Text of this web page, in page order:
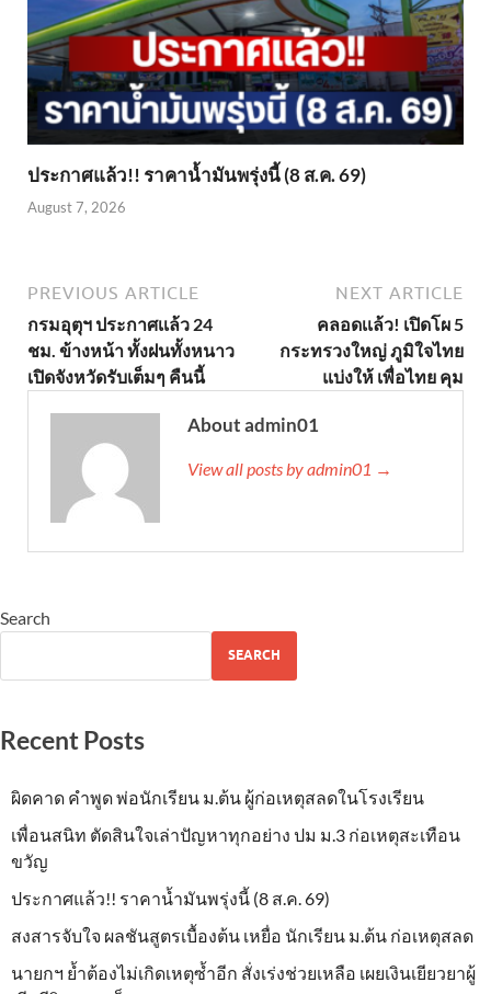
ประกาศแล้ว!! ราคาน้ำมันพรุ่งนี้ (8 ส.ค. 69)
August 7, 2026
PREVIOUS ARTICLE
กรมอุตุฯ ประกาศเเล้ว 24
ชม. ข้างหน้า ทั้งฝนทั้งหนาว
เปิดจังหวัดรับเต็มๆ คืนนี้
NEXT ARTICLE
คลอดเเล้ว! เปิดโผ 5
กระทรวงใหญ่ ภูมิใจไทย
แบ่งให้ เพื่อไทย คุม
About admin01
View all posts by admin01 →
Search
SEARCH
Recent Posts
ผิดคาด คำพูด พ่อนักเรียน ม.ต้น ผู้ก่อเหตุสลดในโรงเรียน
เพื่อนสนิท ตัดสินใจเล่าปัญหาทุกอย่าง ปม ม.3 ก่อเหตุสะเทือน
ขวัญ
ประกาศแล้ว!! ราคาน้ำมันพรุ่งนี้ (8 ส.ค. 69)
สงสารจับใจ ผลชันสูตรเบื้องต้น เหยื่อ นักเรียน ม.ต้น ก่อเหตุสลด
นายกฯ ย้ำต้องไม่เกิดเหตุซ้ำอีก สั่งเร่งช่วยเหลือ เผยเงินเยียวยาผู้